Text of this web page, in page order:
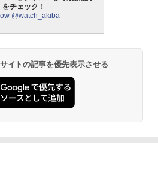
をチェック！
@watch_akiba
イトの記事を優先表示させる